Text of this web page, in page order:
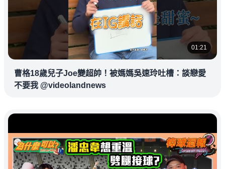
01:21
曹格18歲兒子Joe變超帥！被媽媽吳速玲吐槽：談戀愛
不要我 @videolandnews